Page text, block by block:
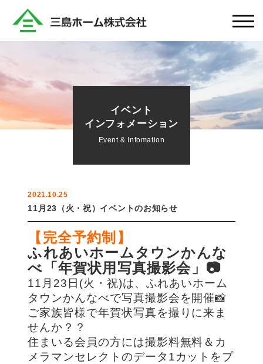
イベント
インフォメーション
Event & Infomation
2021.10.25
11月23（火・祝）イベントのお知らせ
【完全予約制】
ふれあいホームタウンかんな
べ「年賀状用写真撮影会」📷
11月23日(火・祝)は、ふれあいホーム
タウンかんなべで写真撮影会を開催📸
ご家族皆様で年賀状写真を撮りに来ま
せんか？？
住まいる会員の方には撮影料無料＆カ
メラマンセレクトのデータ1カットをプ